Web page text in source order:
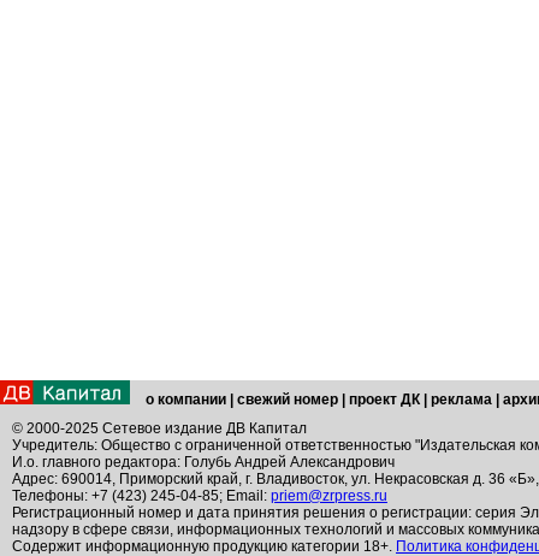
о компании свежий номер проект ДК реклама
© 2000-2025 Сетевое издание ДВ Капитал
Учредитель: Общество с ограниченной ответственностью "Издательская
И.о. главного редактора: Голубь Андрей Александрович
Адрес: 690014, Приморский край, г. Владивосток, ул. Некрасовская д. 36
Телефоны: +7 (423) 245-04-85; Email: priem@zrpress.ru
Регистрационный номер и дата принятия решения о регистрации: серия
надзору в сфере связи, информационных технологий и массовых
Содержит информационную продукцию категории 18+. Политика